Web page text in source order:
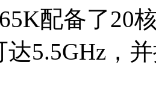
配备了20
5.5GHz，